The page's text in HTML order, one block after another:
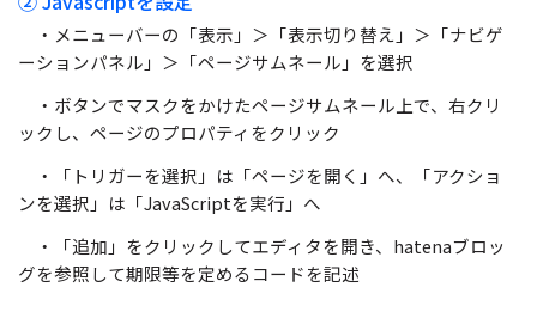
・メニューバーの「表示」＞「表示切り替え」＞「ナビゲ
ーションパネル」＞「ページサムネール」を選択
・ボタンでマスクをかけたページサムネール上で、右クリ
ックし、ページのプロパティをクリック
・「トリガーを選択」は「ページを開く」へ、「アクショ
ンを選択」は「JavaScriptを実行」へ
・「追加」をクリックしてエディタを開き、hatenaブロッ
グを参照して期限等を定めるコードを記述